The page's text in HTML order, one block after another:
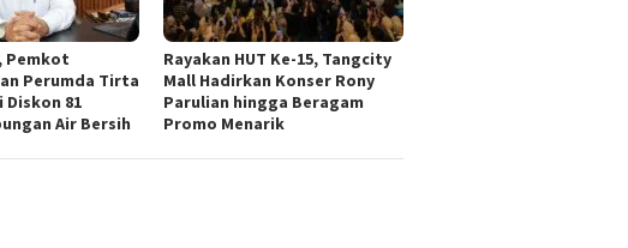
Pemkot
Perumda Tirta
81
Air Bersih
Rayakan HUT Ke-15, Tangcity
Mall Hadirkan Konser Rony
Parulian hingga Beragam
Promo Menarik